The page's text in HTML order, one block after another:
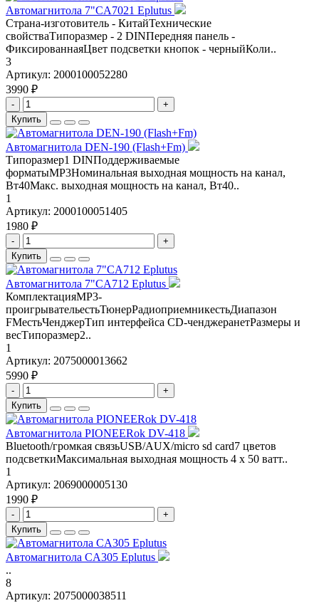
Автомагнитола 7"CA7021 Eplutus
Страна-изготовитель - КитайТехнические
свойстваТипоразмер - 2 DINПередняя панель -
ФиксированнаяЦвет подсветки кнопок - черныйКоли..
3
Артикул: 2000100052280
3990 ₽
-
+
Купить
Автомагнитола DEN-190 (Flash+Fm)
Типоразмер1 DINПоддерживаемые
форматыMP3Номинальная выходная мощность на канал,
Вт40Макс. выходная мощность на канал, Вт40..
1
Артикул: 2000100051405
1980 ₽
-
+
Купить
Автомагнитола 7"CA712 Eplutus
КомплектацияMP3-
проигрывательестьТюнерРадиоприемникестьДиапазон
FMестьЧенджерТип интерфейса CD-ченджеранетРазмеры и
весТипоразмер2..
1
Артикул: 2075000013662
5990 ₽
-
+
Купить
Автомагнитола PIONEERok DV-418
Bluetooth/громкая связьUSB/AUX/micro sd card7 цветов
подсветкиМаксимальная выходная мощность 4 х 50 ватт..
1
Артикул: 2069000005130
1990 ₽
-
+
Купить
Автомагнитола CA305 Eplutus
..
8
Артикул: 2075000038511